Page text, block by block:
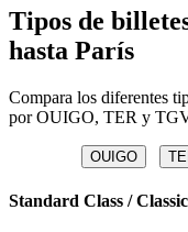
Tipos de
hasta París
Compara los diferentes
por OUIGO, TER y
OUIGO
Standard Class /